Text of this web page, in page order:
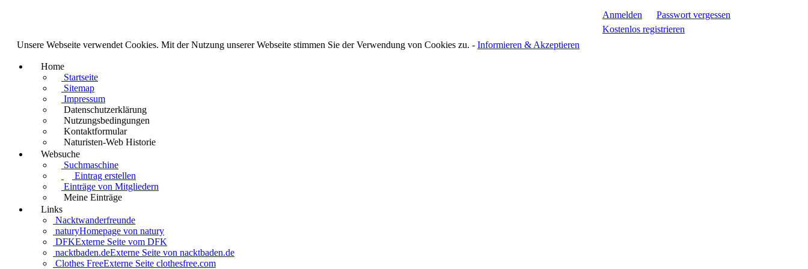
Anmelden
Passwort vergessen
Kostenlos registrieren
Unsere Webseite verwendet Cookies. Mit der Nutzung unserer Webseite stimmen Sie der Verwendung von Cookies zu. - Informieren & Akzeptieren
Home
Startseite
Sitemap
Impressum
Datenschutzerklärung
Nutzungsbedingungen
Kontaktformular
Naturisten-Web Historie
Websuche
Suchmaschine
Eintrag erstellen
Einträge von Mitgliedern
Meine Einträge
Links
Nacktwanderfreunde
naturyHomepage von natury
DFKExterne Seite vom DFK
nacktbaden.deExterne Seite von nacktbaden.de
Clothes FreeExterne Seite clothesfree.com